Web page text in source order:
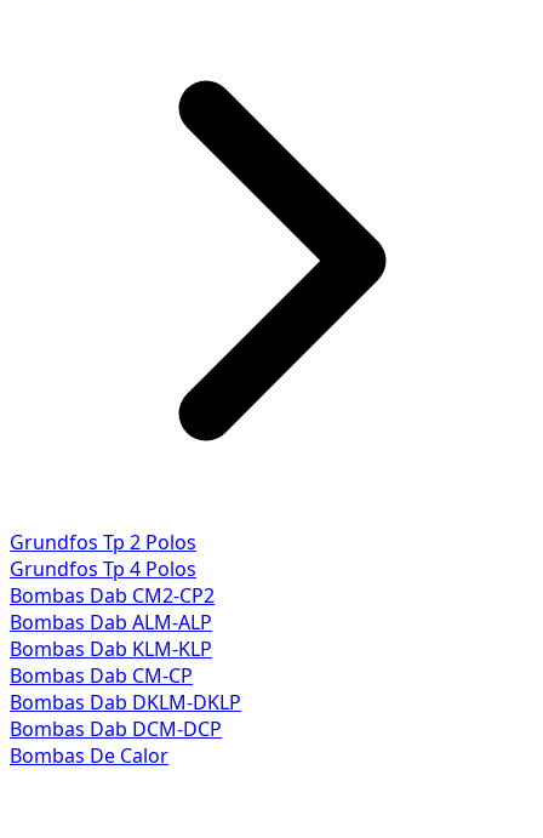
Grundfos Tp 2 Polos
Grundfos Tp 4 Polos
Bombas Dab CM2-CP2
Bombas Dab ALM-ALP
Bombas Dab KLM-KLP
Bombas Dab CM-CP
Bombas Dab DKLM-DKLP
Bombas Dab DCM-DCP
Bombas De Calor